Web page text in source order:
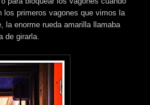
los primeros vagones que vimos la
la enorme rueda amarilla llamaba
de girarla.